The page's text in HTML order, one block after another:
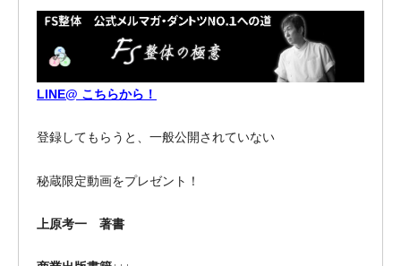
LINE@ こちらから！
登録してもらうと、一般公開されていない
秘蔵限定動画をプレゼント！
上原考一 著書